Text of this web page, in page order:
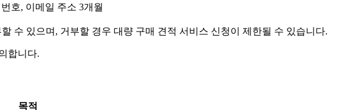
호, 이메일 주소 3개월
수 있으며, 거부할 경우 대량 구매 견적 서비스 신청이 제한될 수 있습니다.
합니다.
목적